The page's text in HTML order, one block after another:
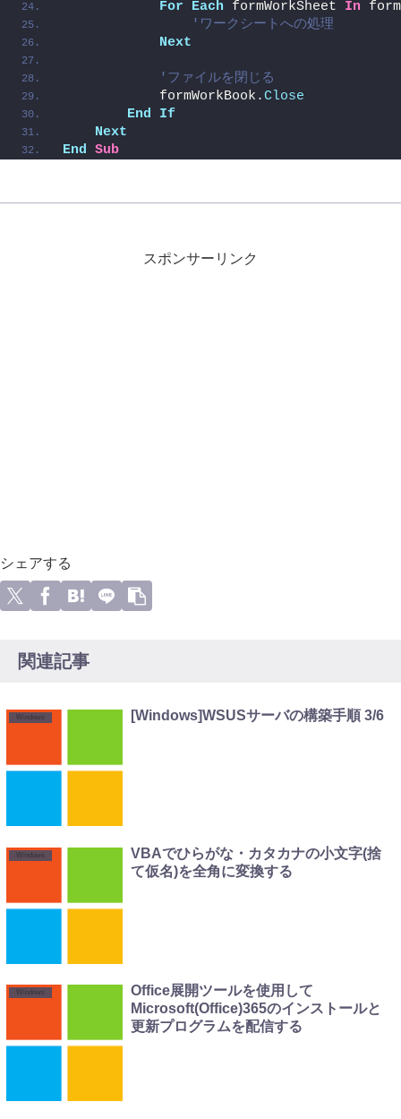
For Each formWorkSheet In
'ワークシートへの処理
Next
'ファイルを閉じる
            formWorkBook.
Close
End
If
Next
End Sub
スポンサーリンク
シェアする
関連記事
Windows [Windows]WSUSサーバの構築手順 3/6
Windows
VBAでひらがな・カタカナの小文字(捨
て仮名)を全角に変換する
Windows
Office展開ツールを使用して
Microsoft(Office)365のインストールと
更新プログラムを配信する